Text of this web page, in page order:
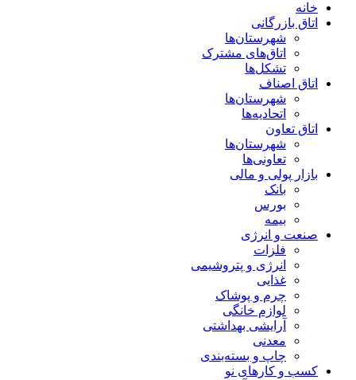
خانه
اتاق بازرگانی
شهرستان‌ها
اتاق‌های مشترک
تشکل‌ها
اتاق اصناف
شهرستان‌ها
اتحادیه‌ها
اتاق تعاون
شهرستان‌ها
تعاونی‌ها
بازار پولی و مالی
بانک
بورس
بیمه
صنعت و انرژی
فلزات
انرژی و پتروشیمی
غذایی
چرم و پوشاک
لوازم خانگی
آرایشی بهداشتی
معدنی
چاپ و بسته‌بندی
کسب و کارهای نو